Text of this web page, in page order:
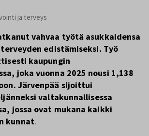
ja terveys
vahvaa työtä asukkaidensa
edistämiseksi. Työ
kaupungin
joka vuonna 2025 nousi 1,138
Järvenpää sijoittui
valtakunnallisessa
jossa ovat mukana kaikki
kunnat.